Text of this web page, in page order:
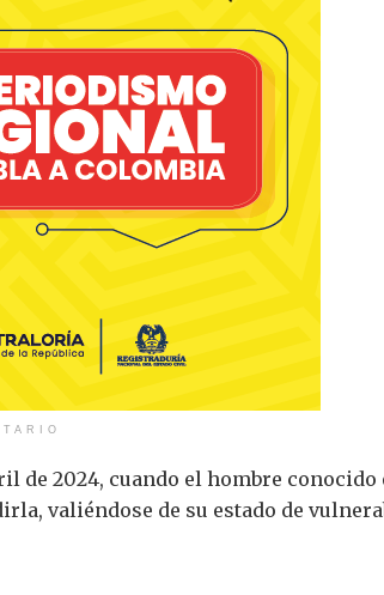
de 2024, cuando el hombre
valiéndose de su estado de